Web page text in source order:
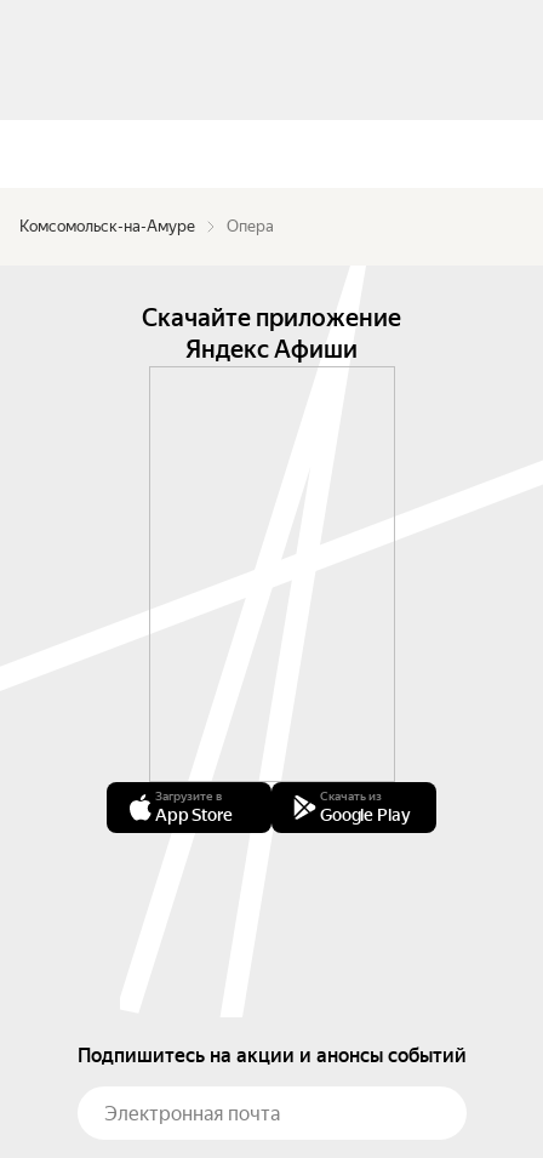
Комсомольск-на-Амуре Опера
Скачайте приложение
Яндекс Афиши
Загрузите в
App Store
Скачать из
Google Play
Подпишитесь на акции и анонсы событий